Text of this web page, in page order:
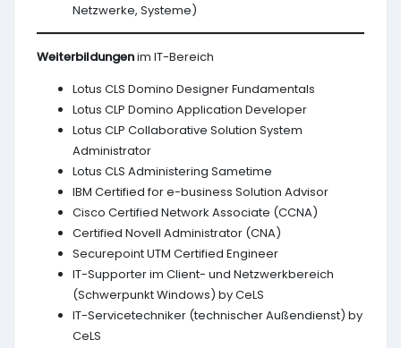
Netzwerke, Systeme)
Weiterbildungenim IT-Bereich
Lotus CLS Domino Designer Fundamentals
Lotus CLP Domino Application Developer
Lotus CLP Collaborative Solution System
Administrator
Lotus CLS Administering Sametime
IBM Certified for e-business Solution Advisor
Cisco Certified Network Associate (CCNA)
Certified Novell Administrator (CNA)
Securepoint UTM Certified Engineer
IT-Supporter im Client- und Netzwerkbereich
(Schwerpunkt Windows) by CeLS
IT-Servicetechniker (technischer Außendienst) by
CeLS